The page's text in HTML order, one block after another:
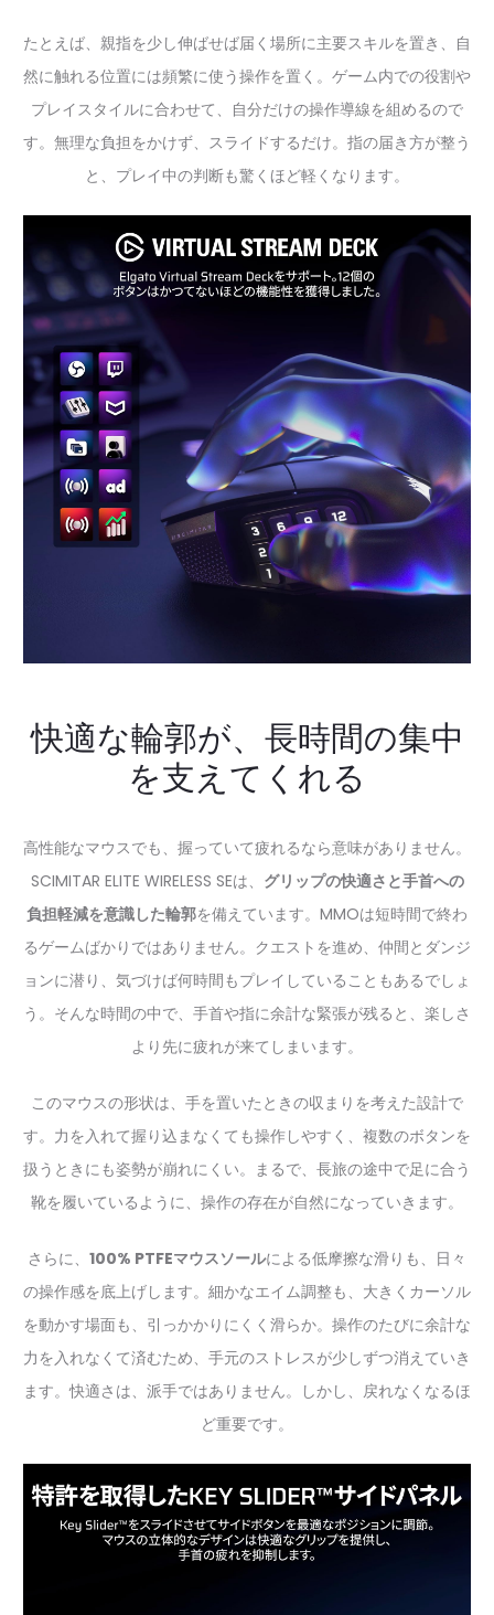
たとえば、親指を少し伸ばせば届く場所に主要スキルを置き、自
然に触れる位置には頻繁に使う操作を置く。ゲーム内での役割や
プレイスタイルに合わせて、自分だけの操作導線を組めるので
す。無理な負担をかけず、スライドするだけ。指の届き方が整う
と、プレイ中の判断も驚くほど軽くなります。
快適な輪郭が、長時間の集中
を支えてくれる
高性能なマウスでも、握っていて疲れるなら意味がありません。
SCIMITAR ELITE WIRELESS SEは、 グリップの快適さと手首への
負担軽減を意識した輪郭を備えています。MMOは短時間で終わ
るゲームばかりではありません。クエストを進め、仲間とダンジ
ョンに潜り、気づけば何時間もプレイしていることもあるでしょ
う。そんな時間の中で、手首や指に余計な緊張が残ると、楽しさ
より先に疲れが来てしまいます。
このマウスの形状は、手を置いたときの収まりを考えた設計で
す。力を入れて握り込まなくても操作しやすく、複数のボタンを
扱うときにも姿勢が崩れにくい。まるで、長旅の途中で足に合う
靴を履いているように、操作の存在が自然になっていきます。
さらに、 100% PTFEマウスソールによる低摩擦な滑りも、日々
の操作感を底上げします。細かなエイム調整も、大きくカーソル
を動かす場面も、引っかかりにくく滑らか。操作のたびに余計な
力を入れなくて済むため、手元のストレスが少しずつ消えていき
ます。快適さは、派手ではありません。しかし、戻れなくなるほ
ど重要です。